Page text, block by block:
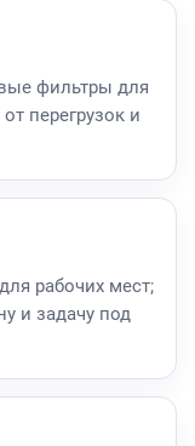
фильтры для
перегрузок и
рабочих мест;
и задачу под